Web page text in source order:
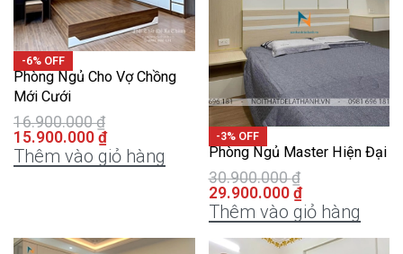
-6% OFF
Phòng Ngủ Cho Vợ Chồng
Mới Cưới
16.900.000₫
15.900.000 ₫
Thêm vào giỏ hàng
-3% OFF
Phòng Ngủ Master Hiện Đại
30.900.000₫
29.900.000 ₫
Thêm vào giỏ hàng